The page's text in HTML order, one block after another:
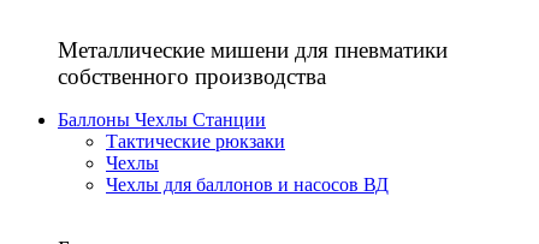
Металлические мишени для пневматики
собственного производства
Баллоны Чехлы Станции
Тактические рюкзаки
Чехлы
Чехлы для баллонов и насосов ВД